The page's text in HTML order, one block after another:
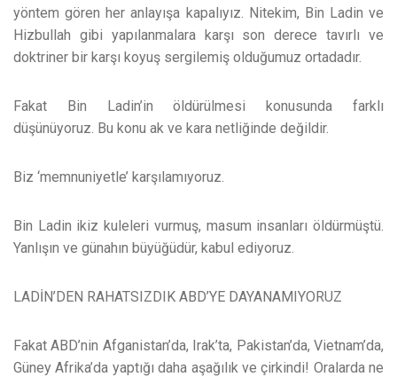
yöntem gören her anlayışa kapalıyız. Nitekim, Bin Ladin ve
Hizbullah gibi yapılanmalara karşı son derece tavırlı ve
doktriner bir karşı koyuş sergilemiş olduğumuz ortadadır.
Fakat Bin Ladin’in öldürülmesi konusunda farklı
düşünüyoruz. Bu konu ak ve kara netliğinde değildir.
Biz ‘memnuniyetle’ karşılamıyoruz.
Bin Ladin ikiz kuleleri vurmuş, masum insanları öldürmüştü.
Yanlışın ve günahın büyüğüdür, kabul ediyoruz.
LADİN’DEN RAHATSIZDIK ABD’YE DAYANAMIYORUZ
Fakat ABD’nin Afganistan’da, Irak’ta, Pakistan’da, Vietnam’da,
Güney Afrika’da yaptığı daha aşağılık ve çirkindi! Oralarda ne